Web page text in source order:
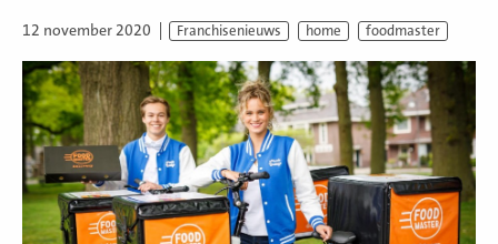
12 november 2020 Franchisenieuws home foodmaster